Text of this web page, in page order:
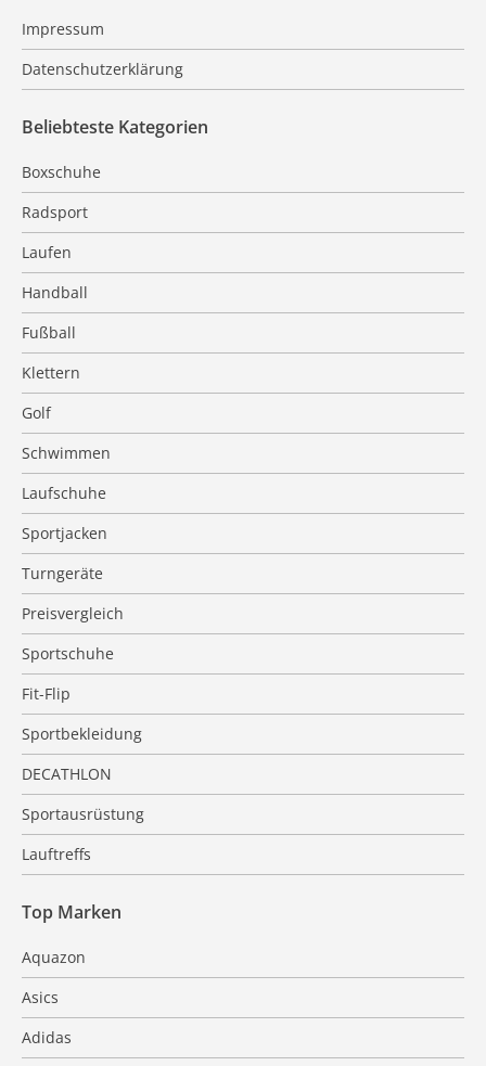
Impressum
Datenschutzerklärung
Beliebteste Kategorien
Boxschuhe
Radsport
Laufen
Handball
Fußball
Klettern
Golf
Schwimmen
Laufschuhe
Sportjacken
Turngeräte
Preisvergleich
Sportschuhe
Fit-Flip
Sportbekleidung
DECATHLON
Sportausrüstung
Lauftreffs
Top Marken
Aquazon
Asics
Adidas